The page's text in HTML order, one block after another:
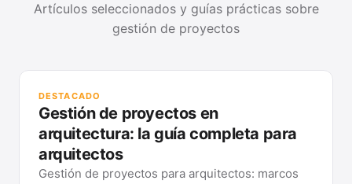
Artículos seleccionados y guías prácticas sobre
gestión de proyectos
DESTACADO
Gestión de proyectos en
arquitectura: la guía completa para
arquitectos
Gestión de proyectos para arquitectos: marcos